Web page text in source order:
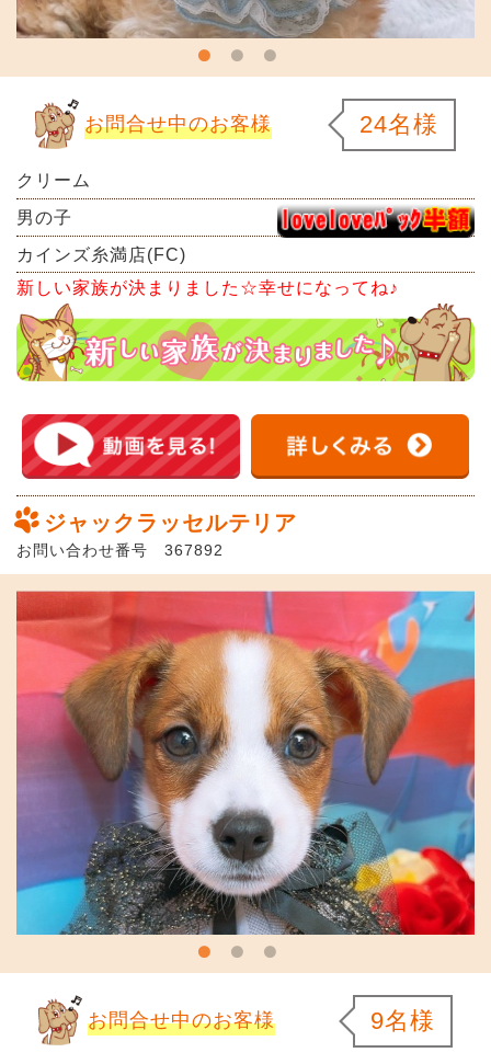
お問合せ中のお客様 24名様
クリーム
男の子
カインズ糸満店(FC)
新しい家族が決まりました☆幸せになってね♪
ジャックラッセルテリア
お問い合わせ番号 367892
お問合せ中のお客様 9名様